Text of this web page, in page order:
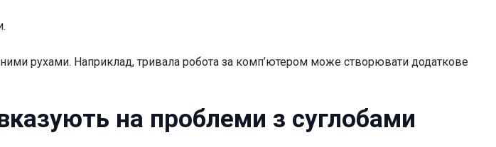
рухами. Наприклад, тривала робота за комп’ютером може створювати додаткове
на проблеми з суглобами